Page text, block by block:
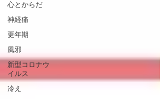
心とからだ
神経痛
更年期
風邪
新型コロナウ
イルス
冷え